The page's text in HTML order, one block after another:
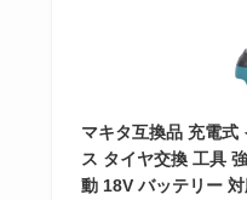
マキタ互換品 充電式
ス タイヤ交換 工具
動 18V バッテリー